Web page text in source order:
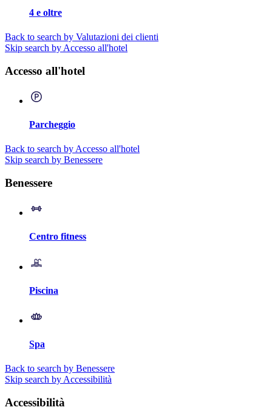
4 e oltre
Back to search by Valutazioni dei clienti
Skip search by Accesso all'hotel
Accesso all'hotel
Parcheggio
Back to search by Accesso all'hotel
Skip search by Benessere
Benessere
Centro fitness
Piscina
Spa
Back to search by Benessere
Skip search by Accessibilità
Accessibilità